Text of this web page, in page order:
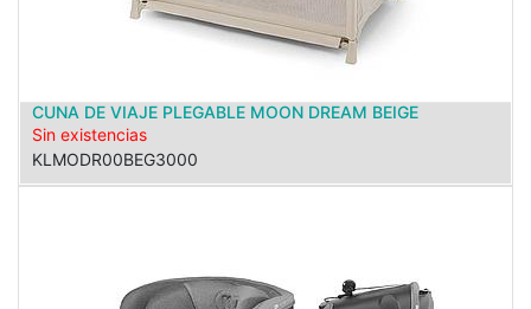
CUNA DE VIAJE PLEGABLE MOON DREAM BEIGE
Sin existencias
KLMODR00BEG3000